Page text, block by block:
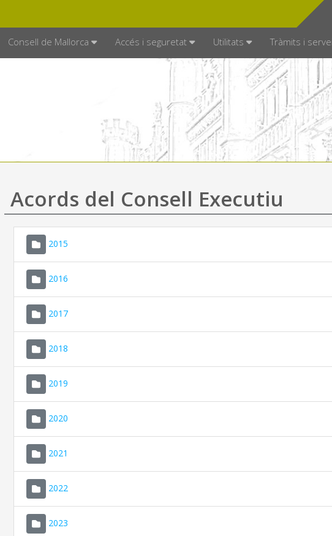
Consell de Mallorca Accés i seguretat Utilitats Tràmits i
Acords del Consell Executiu
2015
2016
2017
2018
2019
2020
2021
2022
2023